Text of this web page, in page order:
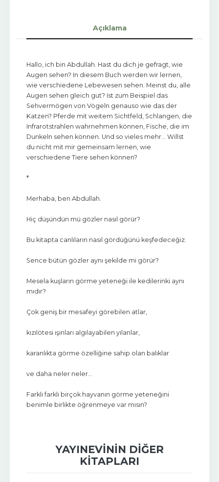
Açıklama
Hallo, ich bin Abdullah. Hast du dich je gefragt, wie
Augen sehen? In diesem Buch werden wir lernen,
wie verschiedene Lebewesen sehen. Meinst du, alle
Augen sehen gleich gut? Ist zum Beispiel das
Sehvermögen von Vögeln genauso wie das der
Katzen? Pferde mit weitem Sichtfeld, Schlangen, die
Infrarotstrahlen wahrnehmen können, Fische, die im
Dunkeln sehen können. Und so vieles mehr… Willst
du nicht mit mir gemeinsam lernen, wie
verschiedene Tiere sehen können?
*
Merhaba, ben Abdullah.
Hiç düşündün mü gözler nasıl görür?
Bu kitapta canlıların nasıl gördüğünü keşfedeceğiz.
Sence bütün gözler aynı şekilde mi görür?
Mesela kuşların görme yeteneği ile kedilerinki aynı
mıdır?
Çok geniş bir mesafeyi görebilen atlar,
kızılötesi ışınları algılayabilen yılanlar,
karanlıkta görme özelliğine sahip olan balıklar
ve daha neler neler…
Farklı farklı birçok hayvanın görme yeteneğini
benimle birlikte öğrenmeye var mısın?
YAYINEVININ DIĞER
KITAPLARI